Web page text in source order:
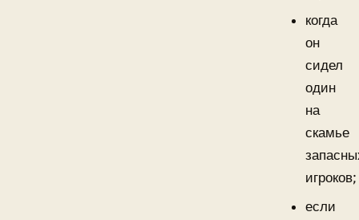
когда
он
сидел
один
на
скамье
игроков;
если